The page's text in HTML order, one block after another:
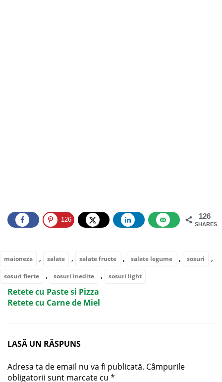
126
SHARES
126
maioneza , salate , salate fructe , salate legume , sosuri ,
sosuri fierte , sosuri inedite , sosuri light
Retete cu Paste si Pizza
Retete cu Carne de Miel
LASĂ UN RĂSPUNS
Adresa ta de email nu va fi publicată. Câmpurile
obligatorii sunt marcate cu *